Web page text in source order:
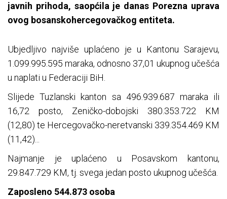
javnih prihoda, saopćila je danas Porezna uprava
ovog bosanskohercegovačkog entiteta.
Ubjedljivo najviše uplaćeno je u Kantonu Sarajevu,
1.099.995.595 maraka, odnosno 37,01 ukupnog učešća
u naplati u Federaciji BiH.
Slijede Tuzlanski kanton sa 496.939.687 maraka ili
16,72 posto, Zeničko-dobojski 380.353.722 KM
(12,80) te Hercegovačko-neretvanski 339.354.469 KM
(11,42)...
Najmanje je uplaćeno u Posavskom kantonu,
29.847.729 KM, tj. svega jedan posto ukupnog učešća.
Zaposleno 544.873 osoba